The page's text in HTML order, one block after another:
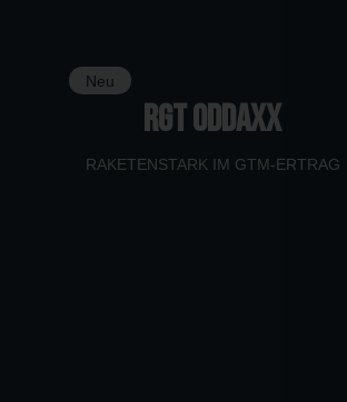
Neu
RGT ODDAXX
RAKETENSTARK IM GTM-ERTRAG